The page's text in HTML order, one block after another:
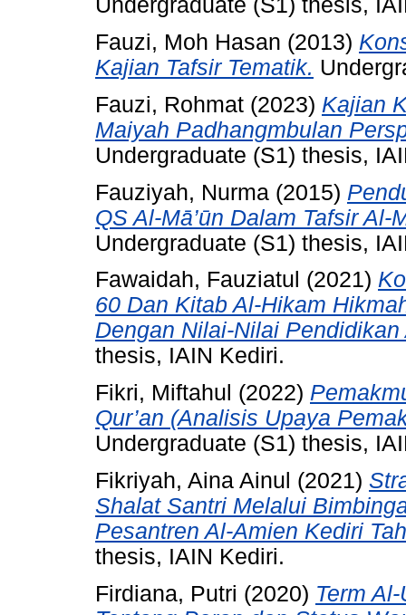
Undergraduate (S1) thesis,
Fauzi, Moh Hasan (2013)
Kajian Tafsir Tematik.
Fauzi, Rohmat (2023) Kajian
Maiyah Padhangmbulan
Undergraduate (S1) thesis,
Fauziyah, Nurma (2015)
QS Al-Mā’ūn Dalam Tafsir
Undergraduate (S1) thesis,
Fawaidah, Fauziatul (2021)
60 Dan Kitab Al-Hikam
Dengan Nilai-Nilai
thesis, IAIN Kediri.
Fikri, Miftahul (2022)
Qur’an (Analisis Upaya
Undergraduate (S1) thesis,
Fikriyah, Aina Ainul (2021)
Shalat Santri Melalui
Pesantren Al-Amien Kediri
thesis, IAIN Kediri.
Firdiana, Putri (2020) Term